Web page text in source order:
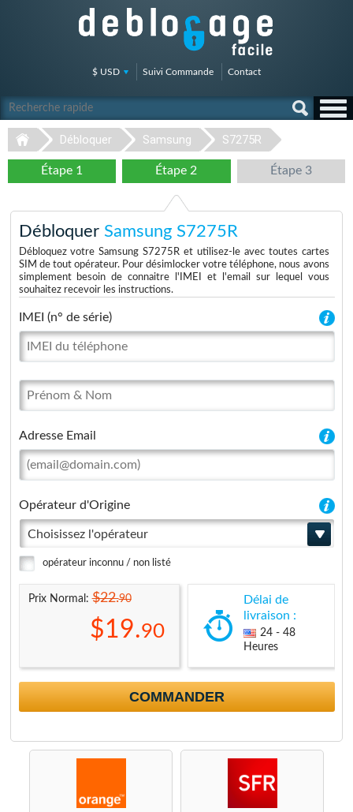
$ USD Suivi Commande Contact
Débloquer Samsung S7275R
Étape 1 Étape 2 Étape 3
Débloquer Samsung S7275R
Débloquez votre Samsung S7275R et utilisez-le avec toutes cartes
SIM de tout opérateur. Pour désimlocker votre téléphone, nous avons
simplement besoin de connaitre l'IMEI et l'email sur lequel vous
souhaitez recevoir les instructions.
IMEI (n° de série)
Adresse Email
Opérateur d'Origine
Choisissez l'opérateur
opérateur inconnu / non listé
Prix Normal:$22.90
$19.90
Délai de
livraison :
24 - 48
Heures
COMMANDER